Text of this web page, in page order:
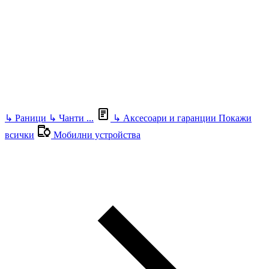
↳ Раници ↳ Чанти ... ↳ Аксесоари и гаранции Покажи
всички
Мобилни устройства